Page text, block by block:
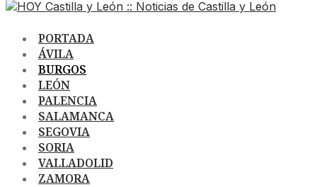
PORTADA
ÁVILA
BURGOS
LEÓN
PALENCIA
SALAMANCA
SEGOVIA
SORIA
VALLADOLID
ZAMORA